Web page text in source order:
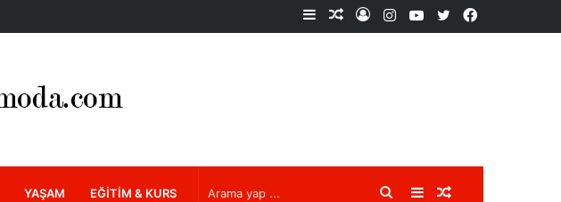
Facebook
X
YouTube
Instagram
Kayıt
Rastgele
Kenar
YAŞAM EĞITIM & KURS Rastgele
Kenar
Arama